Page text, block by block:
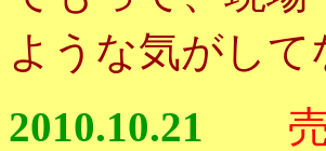
ような気がし
2010.10.21